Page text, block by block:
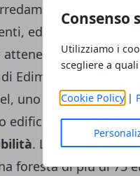
Consenso
Utilizziamo i
scegliere a
Cookie Policy|
ecologici,
ed un rigoroso
Stanze
Edimburgo, a due
uno storico ostello
edificio, risalente al
. L’ High Street
foresta di più di 75